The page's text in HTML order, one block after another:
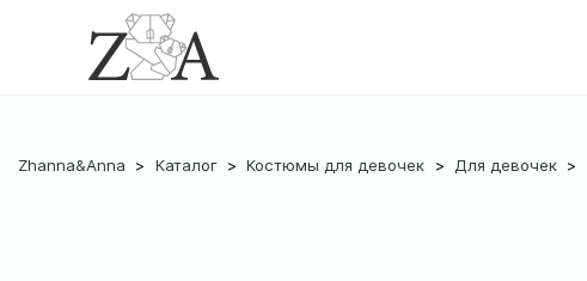
Zhanna&Anna Каталог Костюмы для девочек Для девочек